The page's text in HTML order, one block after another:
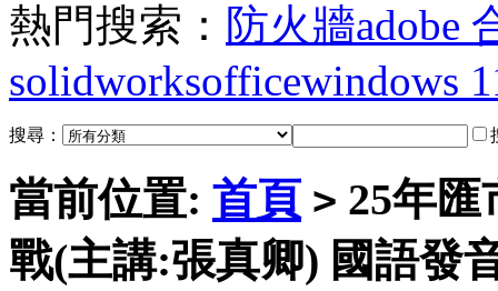
熱門搜索： 防火牆adobe
solidworksofficewindows
搜尋：
當前位置: 首頁 > 25年
戰(主講:張真卿) 國語發